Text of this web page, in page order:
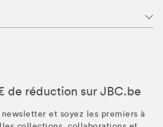
de réduction sur JBC.be
et soyez les premiers à